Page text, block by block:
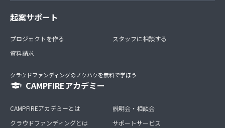
起案サポート
プロジェクトを作る
資料請求
スタッフに相談する
クラウドファンディングのノウハウを無料で学ぼう
CAMPFIREアカデミー
CAMPFIREアカデミーとは
クラウドファンディングとは
説明会・相談会
サポートサービス